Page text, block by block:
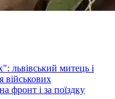
львівський митець і
військових
фронт і за поїздку